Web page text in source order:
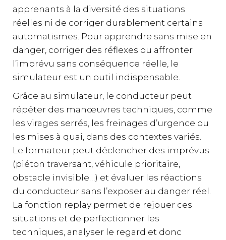
apprenants à la diversité des situations
réelles ni de corriger durablement certains
automatismes. Pour apprendre sans mise en
danger, corriger des réflexes ou affronter
l’imprévu sans conséquence réelle, le
simulateur est un outil indispensable.
Grâce au simulateur, le conducteur peut
répéter des manœuvres techniques, comme
les virages serrés, les freinages d’urgence ou
les mises à quai, dans des contextes variés.
Le formateur peut déclencher des imprévus
(piéton traversant, véhicule prioritaire,
obstacle invisible…) et évaluer les réactions
du conducteur sans l’exposer au danger réel.
La fonction replay permet de rejouer ces
situations et de perfectionner les
techniques, analyser le regard et donc